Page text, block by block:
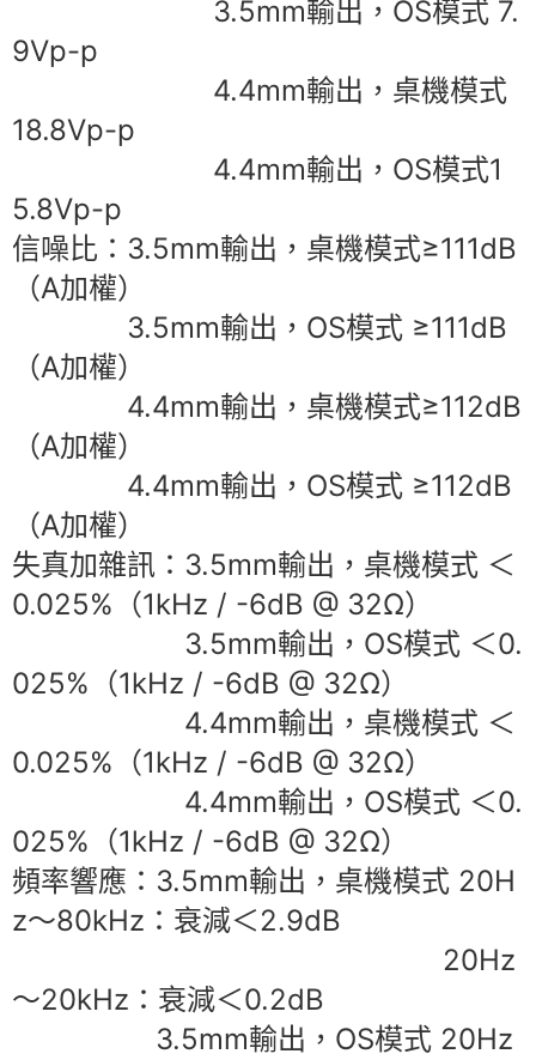
3.5mm輸出，OS模式 7.
9Vp-p
4.4mm輸出，桌機模式
18.8Vp-p
4.4mm輸出，OS模式1
5.8Vp-p
信噪比：3.5mm輸出，桌機模式≥111dB
（A加權）
3.5mm輸出，OS模式 ≥111dB
（A加權）
4.4mm輸出，桌機模式≥112dB
（A加權）
4.4mm輸出，OS模式 ≥112dB
（A加權）
失真加雜訊：3.5mm輸出，桌機模式 ＜
0.025%（1kHz / -6dB @ 32Ω）
3.5mm輸出，OS模式 ＜0.
025%（1kHz / -6dB @ 32Ω）
4.4mm輸出，桌機模式 ＜
0.025%（1kHz / -6dB @ 32Ω）
4.4mm輸出，OS模式 ＜0.
025%（1kHz / -6dB @ 32Ω）
頻率響應：3.5mm輸出，桌機模式 20H
z～80kHz：衰減＜2.9dB
20Hz
～20kHz：衰減＜0.2dB
3.5mm輸出，OS模式 20Hz